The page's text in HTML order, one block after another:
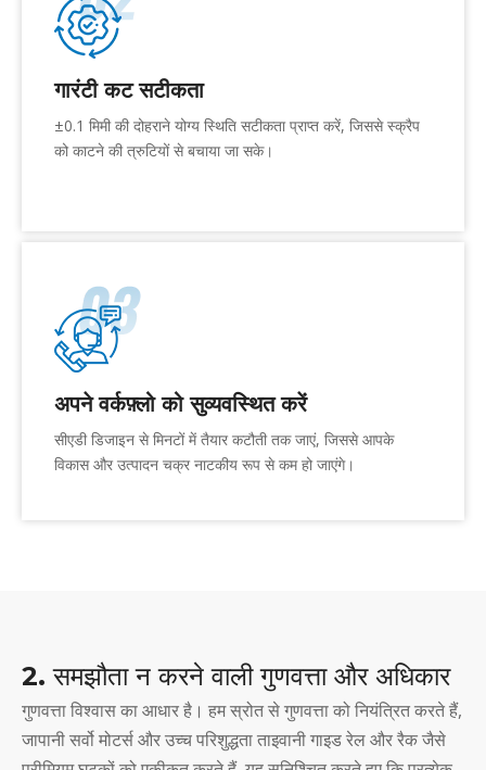
गारंटी कट सटीकता
±0.1 मिमी की दोहराने योग्य स्थिति सटीकता प्राप्त करें, जिससे स्क्रैप
को काटने की त्रुटियों से बचाया जा सके।
अपने वर्कफ़्लो को सुव्यवस्थित करें
सीएडी डिजाइन से मिनटों में तैयार कटौती तक जाएं, जिससे आपके
विकास और उत्पादन चक्र नाटकीय रूप से कम हो जाएंगे।
2. समझौता न करने वाली गुणवत्ता और अधिकार
गुणवत्ता विश्वास का आधार है। हम स्रोत से गुणवत्ता को नियंत्रित करते हैं,
जापानी सर्वो मोटर्स और उच्च परिशुद्धता ताइवानी गाइड रेल और रैक जैसे